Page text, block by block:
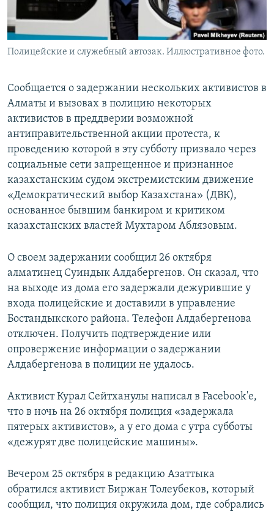
Полицейские и служебный автозак. Иллюстративное фото.
Сообщается о задержании нескольких активистов в
Алматы и вызовах в полицию некоторых
активистов в преддверии возможной
антиправительственной акции протеста, к
проведению которой в эту субботу призвало через
социальные сети запрещенное и признанное
казахстанским судом экстремистским движение
«Демократический выбор Казахстана» (ДВК),
основанное бывшим банкиром и критиком
казахстанских властей Мухтаром Аблязовым.
О своем задержании сообщил 26 октября
алматинец Суиндык Алдабергенов. Он сказал, что
на выходе из дома его задержали дежурившие у
входа полицейские и доставили в управление
Бостандыкского района. Телефон Алдабергенова
отключен. Получить подтверждение или
опровержение информации о задержании
Алдабергенова в полиции не удалось.
Активист Курал Сейтханулы написал в Facebook'е,
что в ночь на 26 октября полиция «задержала
пятерых активистов», а у его дома с утра субботы
«дежурят две полицейские машины».
Вечером 25 октября в редакцию Азаттыка
обратился активист Биржан Толеубеков, который
сообщил, что полиция окружила дом, где собрались